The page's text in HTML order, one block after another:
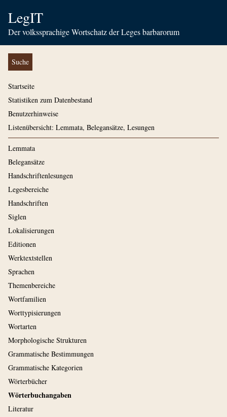
LegIT
Der volkssprachige Wortschatz der Leges barbarorum
Suche
Startseite
Statistiken zum Datenbestand
Benutzerhinweise
Listenübersicht: Lemmata, Belegansätze, Lesungen
Lemmata
Belegansätze
Handschriftenlesungen
Legesbereiche
Handschriften
Siglen
Lokalisierungen
Editionen
Werktextstellen
Sprachen
Themenbereiche
Wortfamilien
Worttypisierungen
Wortarten
Morphologische Strukturen
Grammatische Bestimmungen
Grammatische Kategorien
Wörterbücher
Wörterbuchangaben
Literatur